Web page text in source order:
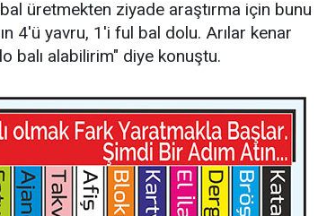
üretmekten ziyade araştırma için bunu
4'ü yavru, 1'i ful bal dolu. Arılar kenar
balı alabilirim" diye konuştu.